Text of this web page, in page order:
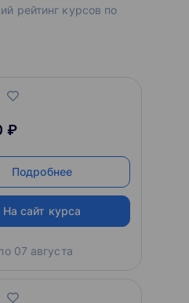
рейтинг курсов по
₽
Подробнее
На сайт курса
07 августа